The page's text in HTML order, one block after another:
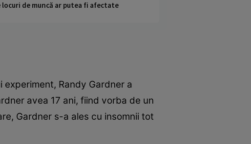
de muncă ar putea fi afectate
experiment, Randy Gardner a
avea 17 ani, fiind vorba de un
Gardner s-a ales cu insomnii tot